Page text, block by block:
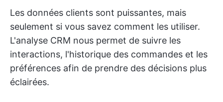
Les données clients sont puissantes, mais
seulement si vous savez comment les utiliser.
L'analyse CRM nous permet de suivre les
interactions, l'historique des commandes et les
préférences afin de prendre des décisions plus
éclairées.